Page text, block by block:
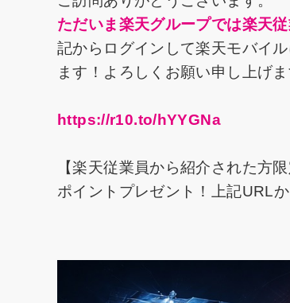
ただいま楽天グループでは楽天
記からログインして楽天モバイ
ます！よろしくお願い申し上げま
https://r10.to/hYYGNa
【楽天従業員から紹介された方
ポイントプレゼント！上記URL